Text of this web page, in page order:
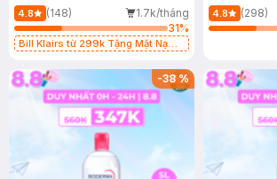
4.8 (148)
1.7k/tháng
31%
Bill Klairs từ 299k Tặng Mặt Nạ
25ml (SL Có Hạn)
400ml
4.8 (298)
-38%